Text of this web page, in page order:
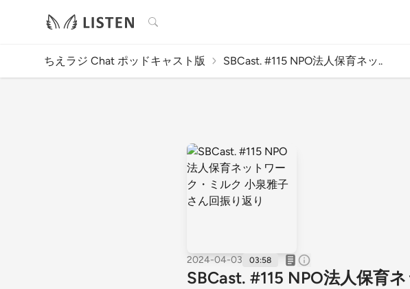
検索
ちえラジ Chat ポッドキャスト版 SBCast. #115 NPO法人保育ネッ..
2024-04-03 03:58
SBCast. #115 NPO法人保育